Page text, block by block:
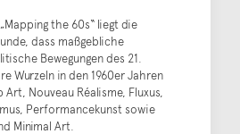
the 60s“ liegt die
dass maßgebliche
Bewegungen des 21.
Wurzeln in den 1960er Jahren
Nouveau Réalisme, Fluxus,
Performancekunst sowie
Minimal Art.